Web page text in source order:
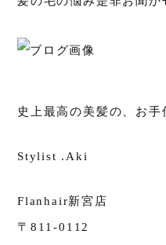
史上最高の美髪の、お手
Stylist .Aki
Flanhair新宮店
〒811-0112